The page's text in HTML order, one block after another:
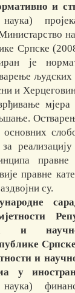
и
наука)
Српске
је
и
правне
су.
и
и
у
наука)